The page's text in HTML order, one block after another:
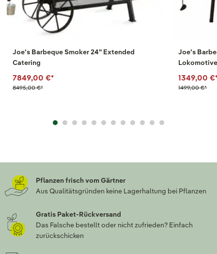
Joe's Barbeque Smoker 24" Extended
Catering
7849,00 €*
8495,00 €*
Joe's
1349,00 €
1499,00 €*
Pflanzen frisch vom Gärtner
Aus Qualitätsgründen keine Lagerhaltung bei Pflanzen
Gratis Paket-Rückversand
Das Falsche bestellt oder nicht zufrieden? Einfach
zurückschicken